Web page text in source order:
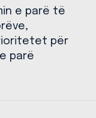
e parë të
për
parë